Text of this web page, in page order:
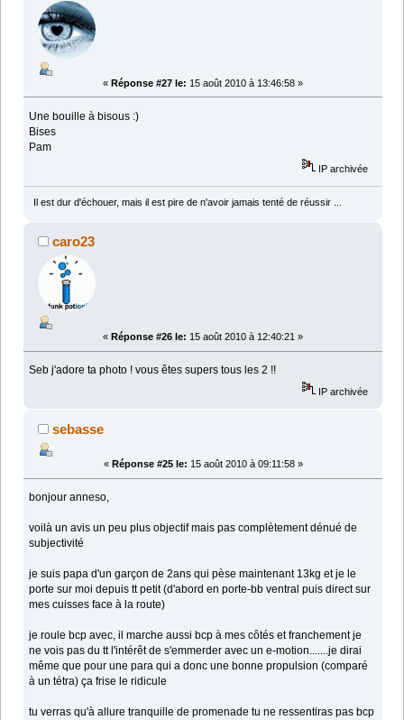
« Réponse #27 le: 15 août 2010 à 13:46:58 »
Une bouille à bisous :)
Bises
Pam
IP archivée
Il est dur d'échouer, mais il est pire de n'avoir jamais tenté de réussir ...
caro23
« Réponse #26 le: 15 août 2010 à 12:40:21 »
Seb j'adore ta photo ! vous êtes supers tous les 2 !!
IP archivée
sebasse
« Réponse #25 le: 15 août 2010 à 09:11:58 »
bonjour anneso,
voilà un avis un peu plus objectif mais pas complètement dénué de
subjectivité
je suis papa d'un garçon de 2ans qui pèse maintenant 13kg et je le
porte sur moi depuis tt petit (d'abord en porte-bb ventral puis direct sur
mes cuisses face à la route)
je roule bcp avec, il marche aussi bcp à mes côtés et franchement je
ne vois pas du tt l'intérêt de s'emmerder avec un e-motion.......je dirai
même que pour une para qui a donc une bonne propulsion (comparé
à un tétra) ça frise le ridicule
tu verras qu'à allure tranquille de promenade tu ne ressentiras pas bcp